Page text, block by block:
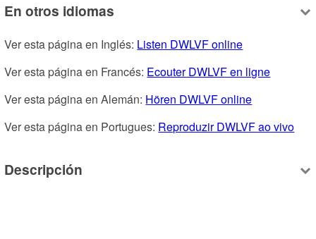
En otros idiomas
Ver esta página en Inglés: Listen DWLVF online
Ver esta página en Francés: Ecouter DWLVF en ligne
Ver esta página en Alemán: Hören DWLVF online
Ver esta página en Portugues: Reproduzir DWLVF ao vivo
Descripción